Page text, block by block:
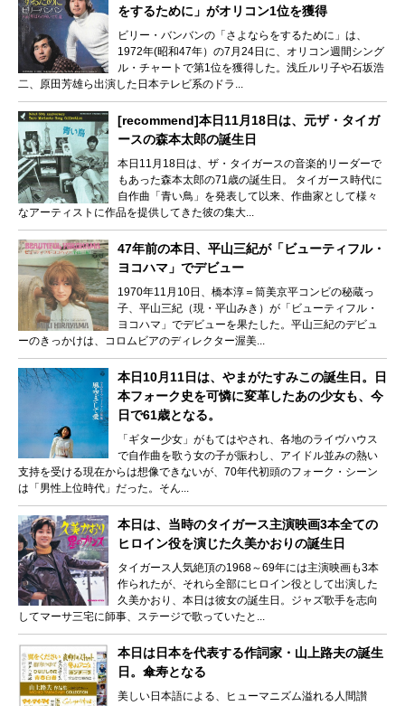
をするために」がオリコン1位を獲得
ビリー・バンバンの「さよならをするために」は、
1972年(昭和47年）の7月24日に、オリコン週間シング
ル・チャートで第1位を獲得した。浅丘ルリ子や石坂浩
二、原田芳雄ら出演した日本テレビ系のドラ...
[recommend]本日11月18日は、元ザ・タイガ
ースの森本太郎の誕生日
本日11月18日は、ザ・タイガースの音楽的リーダーで
もあった森本太郎の71歳の誕生日。 タイガース時代に
自作曲「青い鳥」を発表して以来、作曲家として様々
なアーティストに作品を提供してきた彼の集大...
47年前の本日、平山三紀が「ビューティフル・
ヨコハマ」でデビュー
1970年11月10日、橋本淳＝筒美京平コンビの秘蔵っ
子、平山三紀（現・平山みき）が「ビューティフル・
ヨコハマ」でデビューを果たした。平山三紀のデビュ
ーのきっかけは、コロムビアのディレクター渥美...
本日10月11日は、やまがたすみこの誕生日。日
本フォーク史を可憐に変革したあの少女も、今
日で61歳となる。
「ギター少女」がもてはやされ、各地のライヴハウス
で自作曲を歌う女の子が賑わし、アイドル並みの熱い
支持を受ける現在からは想像できないが、70年代初頭のフォーク・シーン
は「男性上位時代」だった。そん...
本日は、当時のタイガース主演映画3本全ての
ヒロイン役を演じた久美かおりの誕生日
タイガース人気絶頂の1968～69年には主演映画も3本
作られたが、それら全部にヒロイン役として出演した
久美かおり、本日は彼女の誕生日。ジャズ歌手を志向
してマーサ三宅に師事、ステージで歌っていたと...
本日は日本を代表する作詞家・山上路夫の誕生
日。傘寿となる
美しい日本語による、ヒューマニズム溢れる人間讃